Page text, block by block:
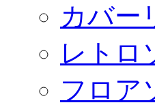
カバー
レトロ
フロア